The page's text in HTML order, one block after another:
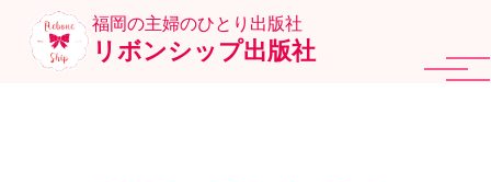
福岡の主婦のひとり出版社
リボンシップ出版社